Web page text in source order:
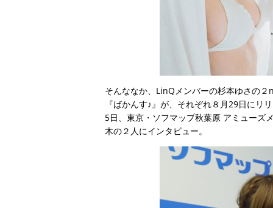
そんななか、LinQメンバーの杉本ゆさの
『ばかんす♪』が、それぞれ８月29日にリ
5日、東京・ソフマップ秋葉原 アミューズ
木の２人にインタビュー。